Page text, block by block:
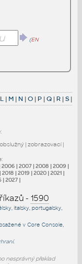
(EN
L | M | N |O| P |Q| R |S|
obslužný| zobrazovací|
2006 | 2007 | 2008 | 2009 |
| 2018 | 2019 | 2020 | 2021 |
| 2027 |
- 1590
italsky, portugalsky,
v Core Console
nesprávný překlad